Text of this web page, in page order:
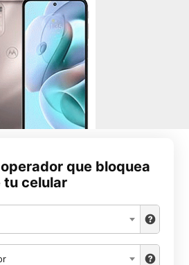
que bloquea
tu celular